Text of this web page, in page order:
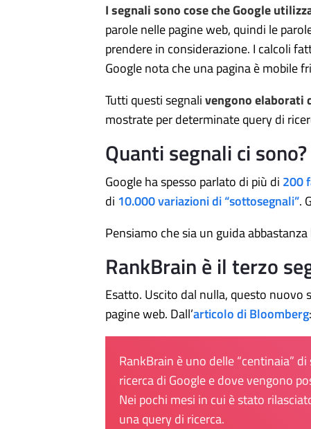
I segnali sono cose che Google
parole nelle pagine web, quindi le
prendere in considerazione. I calcoli
Google nota che una pagina è mobile
Tutti questi segnalivengono elaborati
mostrate per determinate query di
Quanti segnali ci sono?
Google ha spesso parlato di più di 200
di 10.000 variazioni di “sottosegnali”.
Pensiamo che sia un guida
RankBrain è il terzo
Esatto. Uscito dal nulla, questo
pagine web. Dall’articolo di Bloomberg:
RankBrain è uno delle “centinaia”
ricerca di Google e dove vengono
Nei pochi mesi in cui è stato
una query di ricerca.